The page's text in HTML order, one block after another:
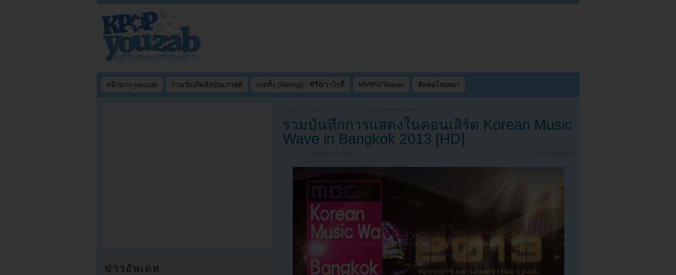
หน้าแรก youzab รวมวันเกิดศิลปินเกาหลี เรตติ้ง (Rating) : ซีรี่ย์/วาไรตี้ MV/PV/Teaser ติดต่อโฆษณา
KPOP YOUZAB
รวมบันทึกการแสดงในคอนเสิร์ต Korean Music
Wave in Bangkok 2013 [HD]
UNCATEGORIZED 10 COMMENTS
ข่าวอัพเดท